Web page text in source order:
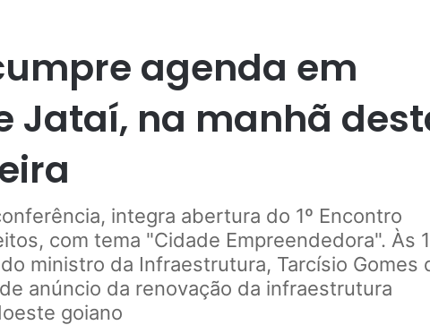
agenda em
Jataí, na manhã
integra abertura do 1º Encontro
com tema "Cidade Empreendedora". Às
ministro da Infraestrutura, Tarcísio Gomes
anúncio da renovação da infraestrutura
goiano